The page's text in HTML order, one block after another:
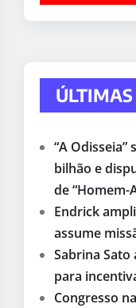
“A Odisseia”
bilhão e
de “Homem-
Endrick
assume
Sabrina
para
Congresso